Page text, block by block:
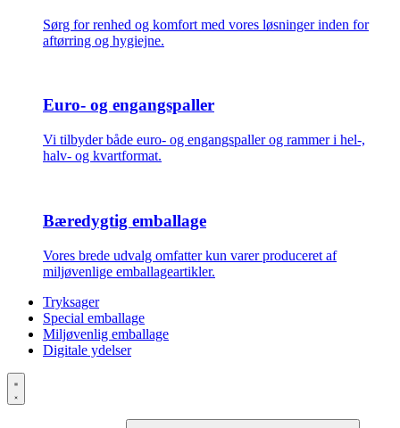
Sørg for renhed og komfort med vores løsninger inden for
aftørring og hygiejne.
Euro- og engangspaller
Vi tilbyder både euro- og engangspaller og rammer i hel-,
halv- og kvartformat.
Bæredygtig emballage
Vores brede udvalg omfatter kun varer produceret af
miljøvenlige emballageartikler.
Tryksager
Special emballage
Miljøvenlig emballage
Digitale ydelser